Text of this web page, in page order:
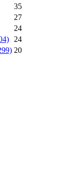
35
27
24
24
20